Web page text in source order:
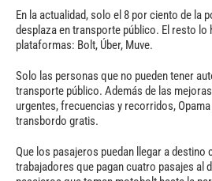
En la actualidad, solo el 8 por ciento de la
desplaza en transporte público. El resto lo
plataformas: Bolt, Úber, Muve.
Solo las personas que no pueden tener
transporte público. Además de las
urgentes, frecuencias y recorridos,
transbordo gratis.
Que los pasajeros puedan llegar a destino
trabajadores que pagan cuatro pasajes al